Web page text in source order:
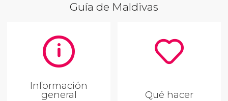
Guía de Maldivas
Información
general Qué hacer